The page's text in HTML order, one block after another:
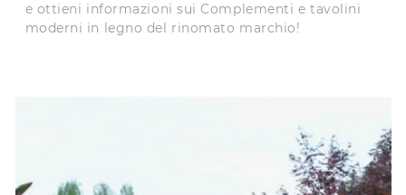
e ottieni informazioni sui Complementi e tavolini
moderni in legno del rinomato marchio!